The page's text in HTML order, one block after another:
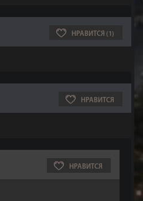
НРАВИТСЯ (1)
НРАВИТСЯ
НРАВИТСЯ